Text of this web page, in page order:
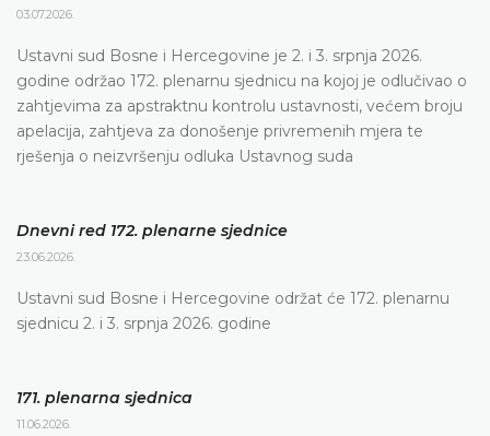
03.07.2026.
Ustavni sud Bosne i Hercegovine je 2. i 3. srpnja 2026.
godine održao 172. plenarnu sjednicu na kojoj je odlučivao o
zahtjevima za apstraktnu kontrolu ustavnosti, većem broju
apelacija, zahtjeva za donošenje privremenih mjera te
rješenja o neizvršenju odluka Ustavnog suda
Dnevni red 172. plenarne sjednice
23.06.2026.
Ustavni sud Bosne i Hercegovine održat će 172. plenarnu
sjednicu 2. i 3. srpnja 2026. godine
171. plenarna sjednica
11.06.2026.